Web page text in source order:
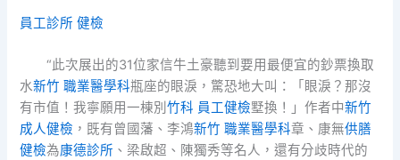
員工診所 健檢
“此次展出的31位家信牛土豪聽到要用最便宜的鈔票換取
水新竹 職業醫學科瓶座的眼淚，驚恐地大叫：「眼淚？那沒
有市值！我寧願用一棟別竹科 員工健檢墅換！」作者中新竹
成人健檢 ，既有曾國藩、李鴻新竹 職業醫學科章、康無供膳
健檢為康德診所 、梁啟超、陳獨秀等名人，還有分歧時代的